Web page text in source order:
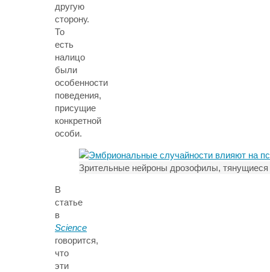
другую
сторону.
То
есть
налицо
были
особенности
поведения,
присущие
конкретной
особи.
Зрительные нейроны дрозофилы,
В
статье
в
Science
говорится,
что
эти